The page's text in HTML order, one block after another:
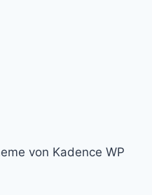
von Kadence WP